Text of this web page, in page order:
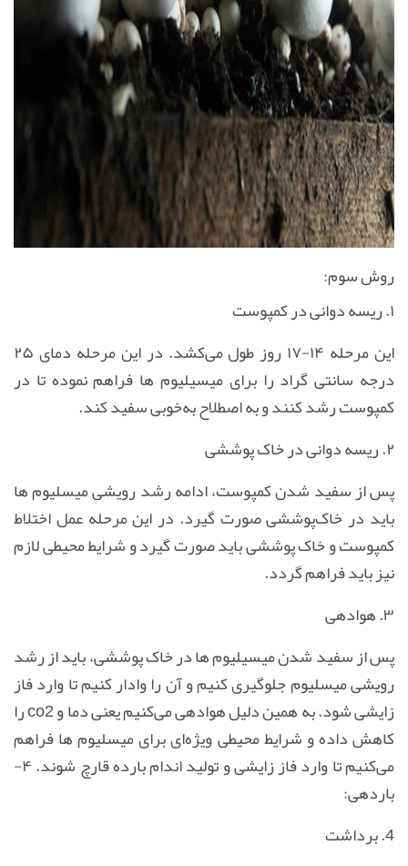
روش سوم:
۱. ریسه دوانی در کمپوست
این مرحله ۱۴-۱۷ روز طول می‌کشد. در این مرحله دمای ۲۵
درجه سانتی گراد را برای میسیلیوم ها فراهم نموده تا در
کمپوست رشد کنند و به ‌اصطلاح به‌خوبی سفید کند.
۲. ریسه دوانی در خاک پوششی
پس از سفید شدن کمپوست، ادامه‌ رشد رویشی میسلیوم ها
باید در خاک‌پوششی صورت گیرد. در این مرحله عمل اختلاط
کمپوست و خاک پوششی باید صورت گیرد و شرایط محیطی لازم
نیز باید فراهم گردد.
۳. هوادهی
پس از سفید شدن میسیلیوم ها در خاک پوششی، باید از رشد
رویشی میسلیوم جلوگیری کنیم و آن را وادار کنیم تا وارد فاز
زایشی شود. به همین دلیل هوادهی می‌کنیم یعنی دما وco2را
کاهش داده و شرایط محیطی ویژه‌ای برای میسلیوم ها فراهم
می‌کنیم تا وارد فاز زایشی و تولید اندام بارده قارچ شوند. ۴ -
باردهی:
4. برداشت